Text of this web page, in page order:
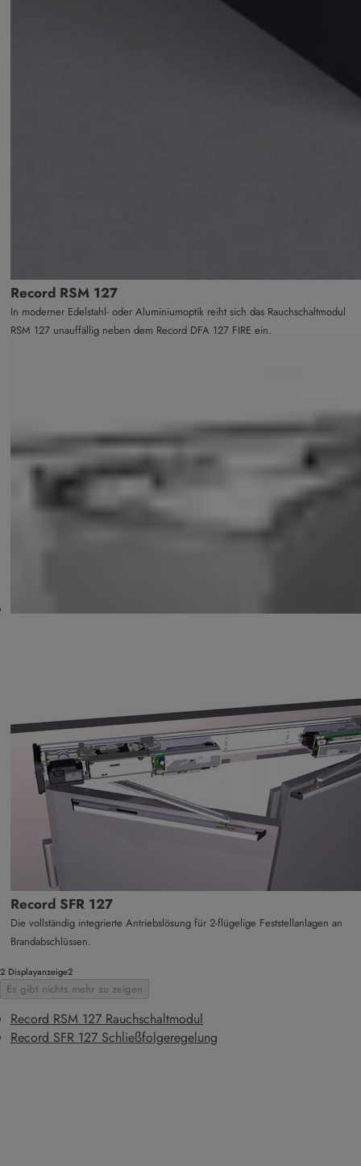
Record RSM 127
In moderner Edelstahl- oder Aluminiumoptik reiht sich das Rauchschaltmodul
RSM 127 unauffällig neben dem Record DFA 127 FIRE ein.
Record SFR 127
Die vollständig integrierte Antriebslösung für 2-flügelige Feststellanlagen an
Brandabschlüssen.
2 Displayanzeige2
Es gibt nichts mehr zu zeigen
Record RSM 127 Rauchschaltmodul
Record SFR 127 Schließfolgeregelung